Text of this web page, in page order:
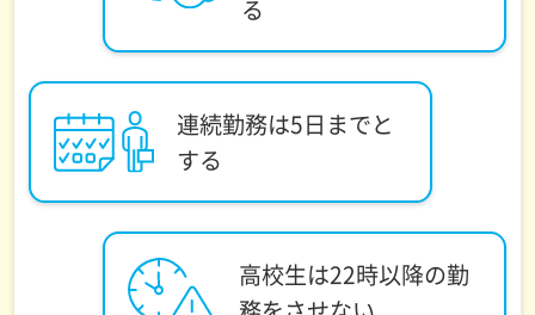
る
連続勤務は5日までと
する
高校生は22時以降の勤